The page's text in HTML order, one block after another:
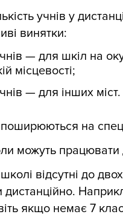
учнів у
винятки:
— для шкіл на
місцевості;
— для інших міст.
на
можуть працювати
відсутні до
якщо немає 7